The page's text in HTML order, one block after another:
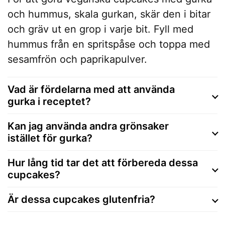
och hummus, skala gurkan, skär den i bitar
och gräv ut en grop i varje bit. Fyll med
hummus från en spritspåse och toppa med
sesamfrön och paprikapulver.
Vad är fördelarna med att använda
gurka i receptet?
Kan jag använda andra grönsaker
istället för gurka?
Hur lång tid tar det att förbereda dessa
cupcakes?
Är dessa cupcakes glutenfria?